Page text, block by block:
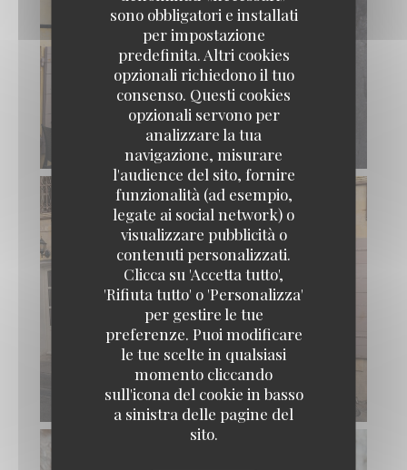
sono obbligatori e installati
per impostazione
predefinita. Altri cookies
opzionali richiedono il tuo
consenso. Questi cookies
opzionali servono per
analizzare la tua
navigazione, misurare
l'audience del sito, fornire
funzionalità (ad esempio,
legate ai social network) o
visualizzare pubblicità o
contenuti personalizzati.
Clicca su 'Accetta tutto',
'Rifiuta tutto' o 'Personalizza'
per gestire le tue
preferenze. Puoi modificare
le tue scelte in qualsiasi
momento cliccando
sull'icona del cookie in basso
a sinistra delle pagine del
sito.